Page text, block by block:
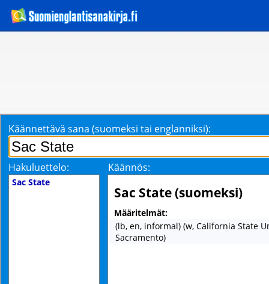
Käännettävä sana (suomeksi tai englanniksi):
Hakuluettelo: Käännös:
Sac State
Sac State (suomeksi)
Määritelmät:
(lb, en, informal) (w, California State
Sacramento)